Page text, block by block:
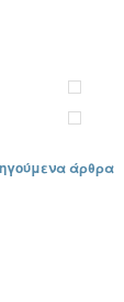
στα άρθρα
άρθρα